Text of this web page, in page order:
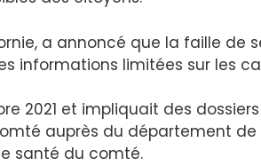
a annoncé que la faille de
informations limitées sur les
2021 et impliquait des
auprès du département
santé du comté.